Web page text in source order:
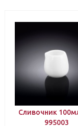
Сливочник
995003